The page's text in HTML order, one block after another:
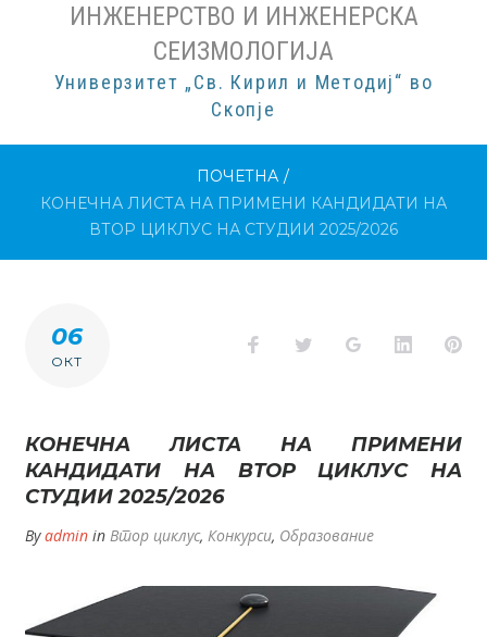
ИНЖЕНЕРСТВО И ИНЖЕНЕРСКА
СЕИЗМОЛОГИЈА
Универзитет „Св. Кирил и Методиј“ во
Скопје
ПОЧЕТНА /
КОНЕЧНА ЛИСТА НА ПРИМЕНИ КАНДИДАТИ НА
ВТОР ЦИКЛУС НА СТУДИИ 2025/2026
06
ОКТ
Facebook
Twitter Google+LinkedIn
КОНЕЧНА ЛИСТА НА ПРИМЕНИ
КАНДИДАТИ НА ВТОР ЦИКЛУС НА
СТУДИИ 2025/2026
Byadmin in Втор циклус, Конкурси, Образование